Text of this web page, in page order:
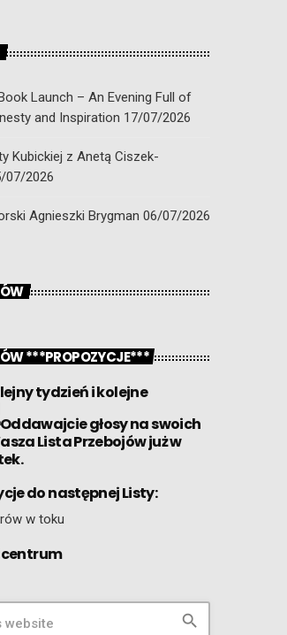
Launch – An Evening Full of
and Inspiration 17/07/2026
Kubickiej z Anetą Ciszek-
07/2026
Agnieszki Brygman 06/07/2026
***PROPOZYCJE***
tydzień i kolejne
Oddawajcie głosy na swoich
Lista Przebojów już w
do następnej Listy:
w toku
search